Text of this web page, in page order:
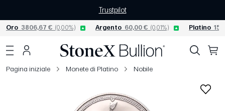
Trustpilot
Oro 3806,67 € (0,00%) Argento 60,00 € (0,01%) Platino
Pagina iniziale Monete di Platino Nobile